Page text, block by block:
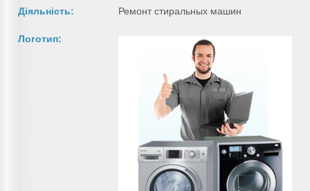
Діяльність: Ремонт стиральных машин
Логотип: